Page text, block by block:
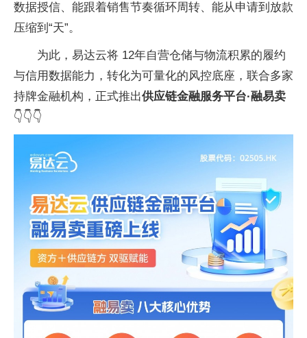
数据授信、能跟着销售节奏循环周转、能从申请到 放款
压缩到“天”。
为此，易达云将 12年自营仓储与物流积累的履约
与信用数据能力，转化为可量化的风控底座，联合多家
持牌金融机构，正式推出供应链金融服务平台·融易卖
👇👇👇